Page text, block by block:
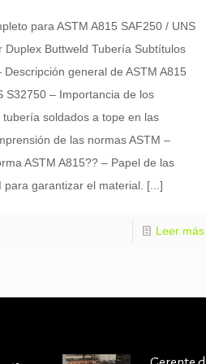
para ASTM A815 SAF250 / UNS
Duplex Buttweld Tubería Subtítulos
Descripción general de ASTM A815
S32750 – Importancia de los
tubería soldados a tope en las
de las normas ASTM –
ASTM A815?? – Papel de las
para garantizar el material. [...]
Leer más